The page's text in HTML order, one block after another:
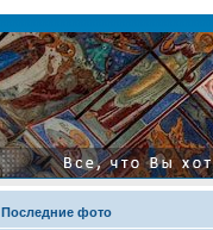
Последние фото